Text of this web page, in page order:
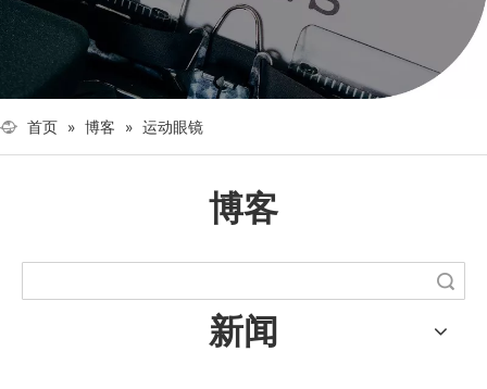
首页 » 博客 » 运动眼镜
博客
新闻